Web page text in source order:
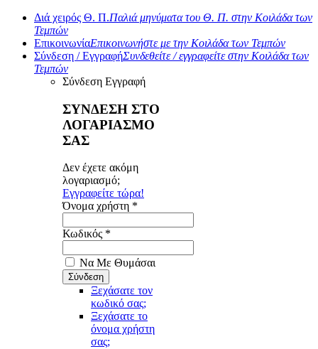
Διά χειρός Θ. Π.Παλιά μηνύματα του Θ. Π. στην Κοιλάδα των
Τεμπών
ΕπικοινωνίαΕπικοινωνήστε με την Κοιλάδα των Τεμπών
Σύνδεση / ΕγγραφήΣυνδεθείτε / εγγραφείτε στην Κοιλάδα των
Τεμπών
Σύνδεση Εγγραφή
ΣΥΝΔΕΣΗ ΣΤΟ
ΛΟΓΑΡΙΑΣΜΟ
ΣΑΣ
Δεν έχετε ακόμη
λογαριασμό;
Εγγραφείτε τώρα!
Όνομα χρήστη *
Κωδικός *
Να Με Θυμάσαι
Ξεχάσατε τον
κωδικό σας;
Ξεχάσατε το
όνομα χρήστη
σας;